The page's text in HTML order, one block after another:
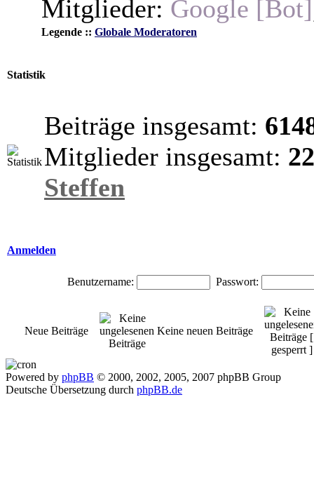
Mitglieder: Google [Bot]
Legende :: Globale Moderatoren
Statistik
Beiträge insgesamt:
Mitglieder insgesamt:
Steffen
Anmelden
Benutzername: Passwort:
Neue Beiträge Keine neuen Beiträge
Powered by phpBB © 2000, 2002, 2005, 2007 phpBB Group
Deutsche Übersetzung durch phpBB.de